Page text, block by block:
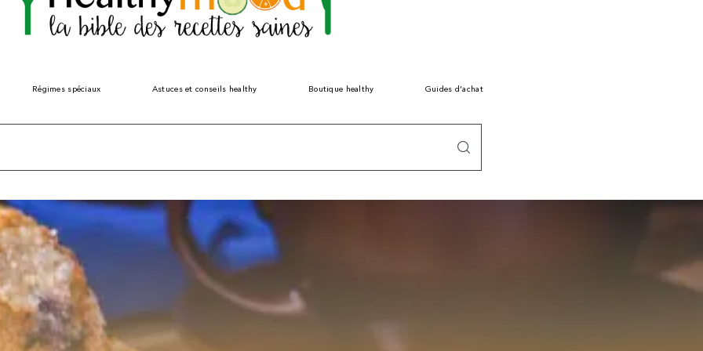
Régimes spéciaux Astuces et conseils healthy Boutique healthy Guides d’achat